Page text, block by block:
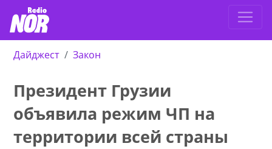
Дайджест Закон
Президент Грузии
объявила режим ЧП на
территории всей страны